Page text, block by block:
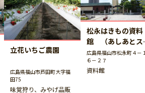
立花いちご農園
広島県福山市芦田町大字福
田75
味覚狩り、みやげ品販
松永はきもの資料
館 （あしあとス
エア）
広島県福山市松永町４－
６－２７
資料館